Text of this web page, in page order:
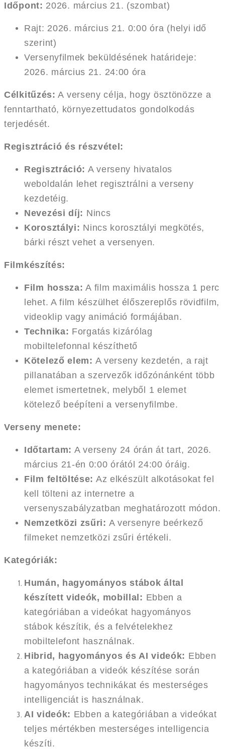
Időpont: 2026. március 21. (szombat)
Rajt: 2026. március 21. 0:00 óra (helyi idő
szerint)
Versenyfilmek beküldésének határideje:
2026. március 21. 24:00 óra
Célkitűzés: A verseny célja, hogy ösztönözze a
fenntartható, környezettudatos gondolkodás
terjedését.
Regisztráció és részvétel:
Regisztráció: A verseny hivatalos
weboldalán lehet regisztrálni a verseny
kezdetéig.
Nevezési díj: Nincs
Korosztályi: Nincs korosztályi megkötés,
bárki részt vehet a versenyen.
Filmkészítés:
Film hossza: A film maximális hossza 1 perc
lehet. A film készülhet élőszereplős rövidfilm,
videoklip vagy animáció formájában.
Technika: Forgatás kizárólag
mobiltelefonnal készíthető
Kötelező elem: A verseny kezdetén, a rajt
pillanatában a szervezők időzónánként több
elemet ismertetnek, melyből 1 elemet
kötelező beépíteni a versenyfilmbe.
Verseny menete:
Időtartam: A verseny 24 órán át tart, 2026.
március 21-én 0:00 órától 24:00 óráig.
Film feltöltése: Az elkészült alkotásokat fel
kell tölteni az internetre a
versenyszabályzatban meghatározott módon.
Nemzetközi zsűri: A versenyre beérkező
filmeket nemzetközi zsűri értékeli.
Kategóriák:
Humán, hagyományos stábok által
készített videók, mobillal: Ebben a
kategóriában a videókat hagyományos
stábok készítik, és a felvételekhez
mobiltelefont használnak.
Hibrid, hagyományos és AI videók: Ebben
a kategóriában a videók készítése során
hagyományos technikákat és mesterséges
intelligenciát is használnak.
AI videók: Ebben a kategóriában a videókat
teljes mértékben mesterséges intelligencia
készíti.